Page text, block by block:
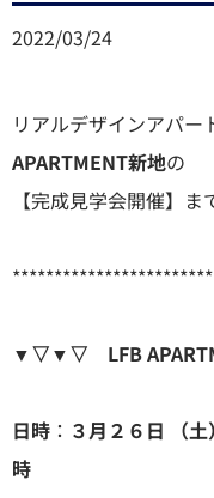
2022/03/24
リアルデザインアパー
APARTMENT新地の
【完成見学会開催】ま
▼▽▼▽ LFB
日時 ： ３月２６日 （
時